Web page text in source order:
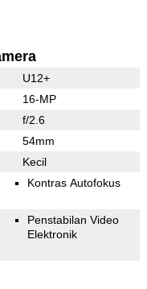
U12+
16-MP
f/2.6
54mm
Kecil
Kontras Autofokus
Penstabilan Video
Elektronik